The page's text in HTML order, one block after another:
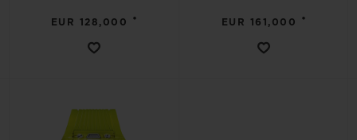
EUR 128,000 • EUR 161,000 •